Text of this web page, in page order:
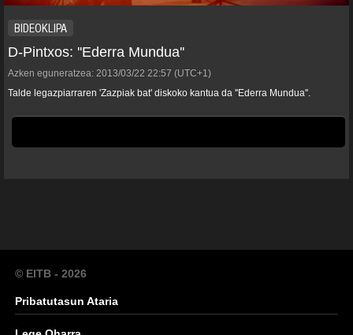
BIDEOKLIPA
D-Pintxos: ''Ederra Mundua''
Azken eguneratzea: 2013/03/22 22:57 (UTC+1)
Talde legazpiarraren 'Zazpiak bat' diskoko kantua da ''Ederra Mundua''.
© EITB - 2026
Pribatutasun Ataria